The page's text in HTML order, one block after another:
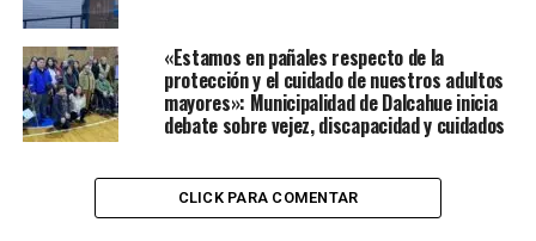
«Estamos en pañales respecto de la
protección y el cuidado de nuestros adultos
mayores»: Municipalidad de Dalcahue inicia
debate sobre vejez, discapacidad y cuidados
CLICK PARA COMENTAR